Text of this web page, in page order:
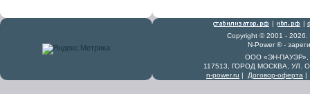
| |
Copyright © 2001 -
N-Power ® -
ООО «ЭН-ПАУЭР»,
117513, ГОРОД МОСКВА, УЛ.
n-power.ru | Договор-оферта